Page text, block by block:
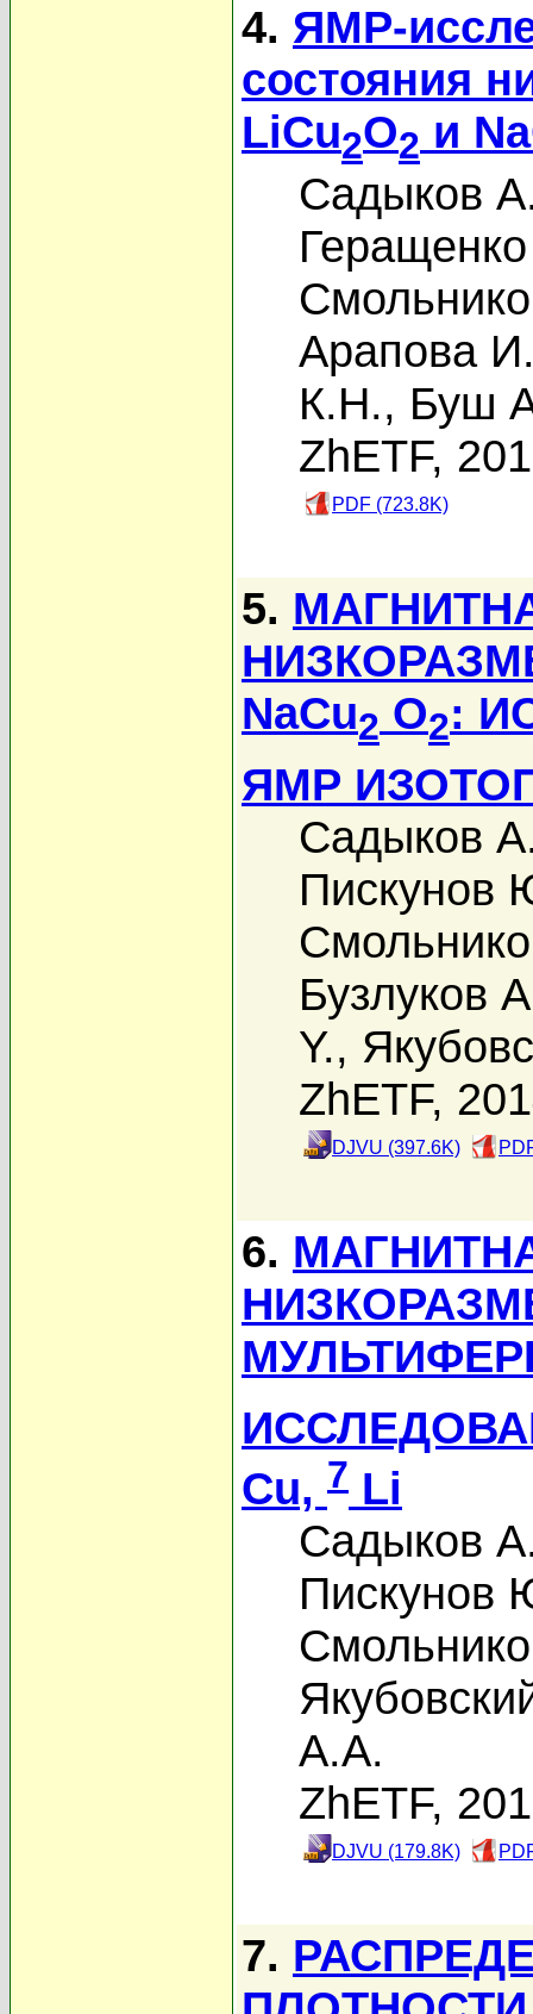
4. ЯМР-
состояния
LiCu2O2 и
Садыков
Арапова
К.Н., Буш
ZhETF,
PDF (723.8K)
5.
NaCu2 O2:
ЯМР
Садыков
Пискунов
Бузлуков
Y.,
ZhETF,
DJVU (397.6K)
6.
Cu, 7 Li
Садыков
Пискунов
А.А.
ZhETF,
DJVU (179.8K)
7.